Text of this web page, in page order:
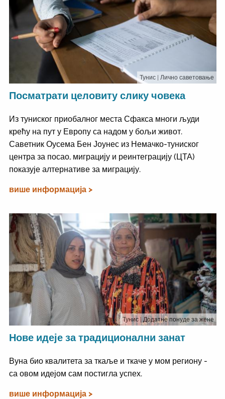
Тунис | Лично саветовање
Посматрати целовиту слику човека
Из туниског приобалног места Сфакса многи људи
крећу на пут у Европу са надом у бољи живот.
Саветник Оусема Бен Јоунес из Немачко-туниског
центра за посао, миграцију и реинтеграцију (ЦТА)
показује алтернативе за миграцију.
више информација >
Тунис | Додатне понуде за жене
Нове идеје за традиционални занат
Вуна био квалитета за ткаље и ткаче у мом региону -
са овом идејом сам постигла успех.
више информација >